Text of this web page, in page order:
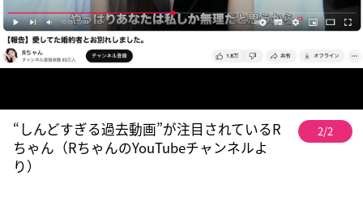
“しんどすぎる過去動画”が注目されているR
ちゃん（RちゃんのYouTubeチャンネルよ
り）
2/2